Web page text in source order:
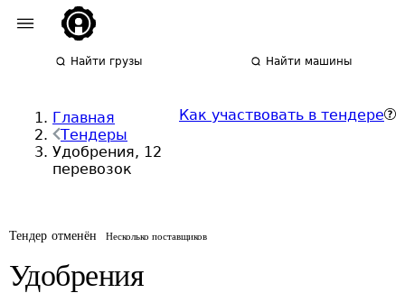
Найти грузы Найти машины
Главная
Тендеры
Удобрения, 12
перевозок
Как участвовать в тендере
Тендер отменён Несколько поставщиков
Удобрения